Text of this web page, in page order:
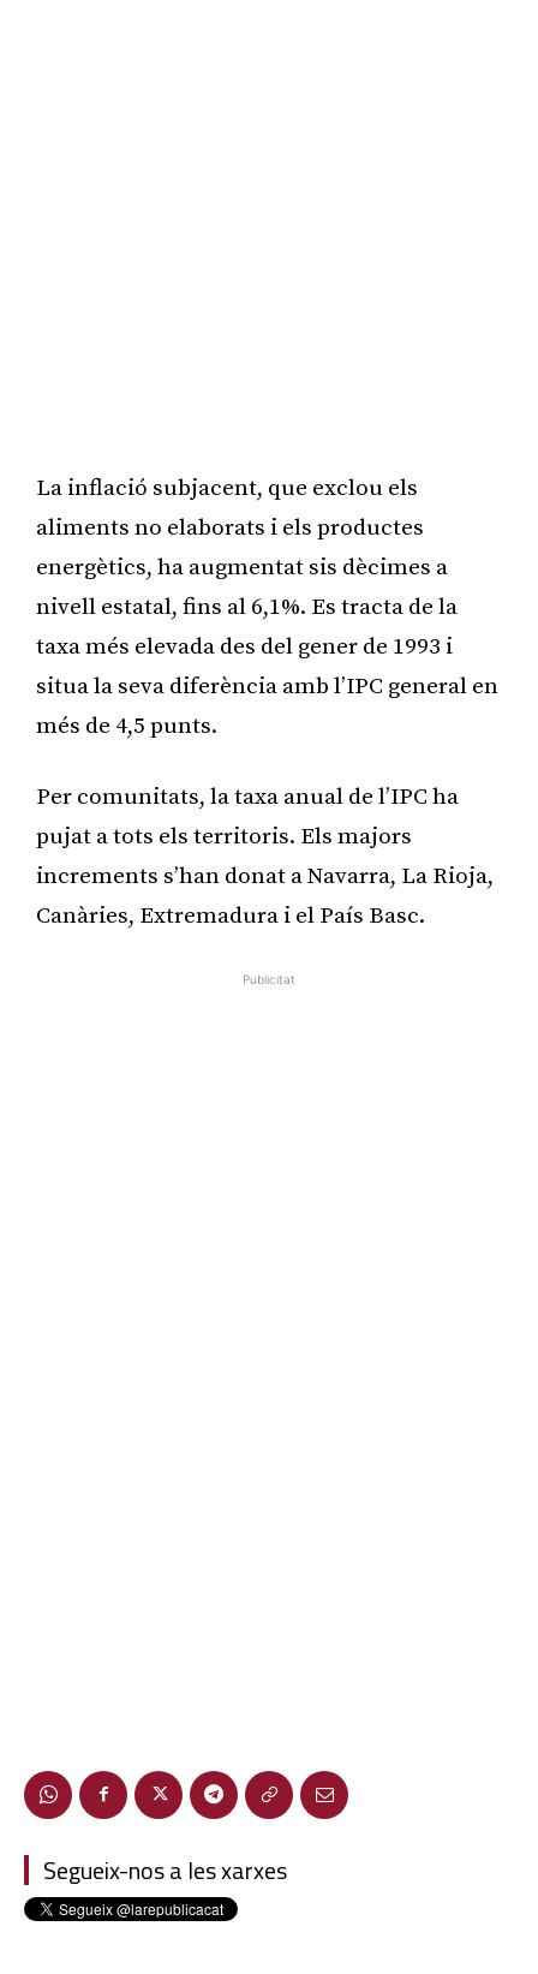
La inflació subjacent, que exclou els
aliments no elaborats i els productes
energètics, ha augmentat sis dècimes a
nivell estatal, fins al 6,1%. Es tracta de la
taxa més elevada des del gener de 1993 i
situa la seva diferència amb l’IPC general en
més de 4,5 punts.
Per comunitats, la taxa anual de l’IPC ha
pujat a tots els territoris. Els majors
increments s’han donat a Navarra, La Rioja,
Canàries, Extremadura i el País Basc.
Publicitat
Segueix-nos a les xarxes